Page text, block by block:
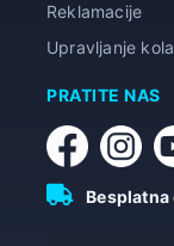
Reklamacije
Upravljanje
PRATITE NAS
Besplatna